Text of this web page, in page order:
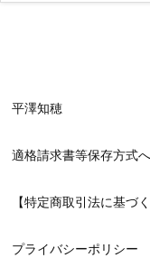
平澤知穂
適格請求書等保存方式
【特定商取引法に基づ
プライバシーポリシー